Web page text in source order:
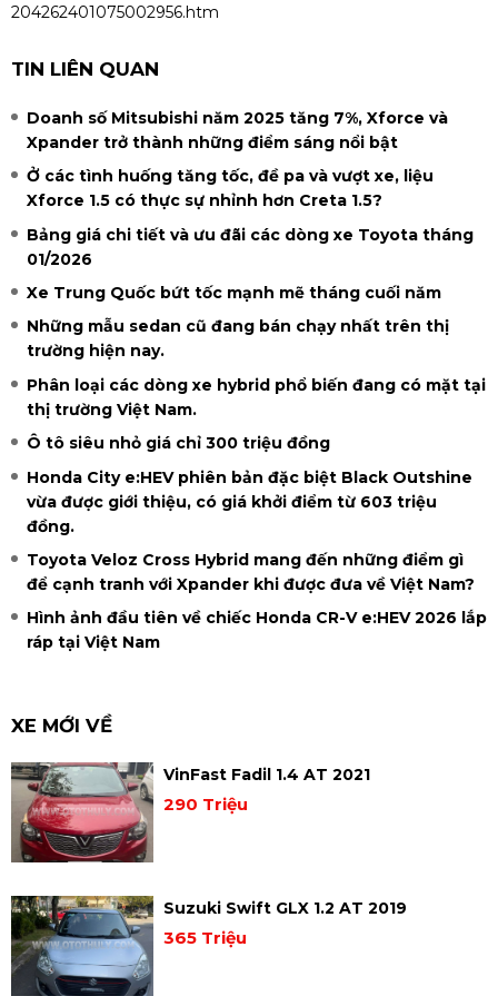
204262401075002956.htm
TIN LIÊN QUAN
Doanh số Mitsubishi năm 2025 tăng 7%, Xforce và
Xpander trở thành những điểm sáng nổi bật
Ở các tình huống tăng tốc, đề pa và vượt xe, liệu
Xforce 1.5 có thực sự nhỉnh hơn Creta 1.5?
Bảng giá chi tiết và ưu đãi các dòng xe Toyota tháng
01/2026
Xe Trung Quốc bứt tốc mạnh mẽ tháng cuối năm
Những mẫu sedan cũ đang bán chạy nhất trên thị
trường hiện nay.
Phân loại các dòng xe hybrid phổ biến đang có mặt tại
thị trường Việt Nam.
Ô tô siêu nhỏ giá chỉ 300 triệu đồng
Honda City e:HEV phiên bản đặc biệt Black Outshine
vừa được giới thiệu, có giá khởi điểm từ 603 triệu
đồng.
Toyota Veloz Cross Hybrid mang đến những điểm gì
để cạnh tranh với Xpander khi được đưa về Việt Nam?
Hình ảnh đầu tiên về chiếc Honda CR-V e:HEV 2026 lắp
ráp tại Việt Nam
XE MỚI VỀ
VinFast Fadil 1.4 AT 2021
290 Triệu
Suzuki Swift GLX 1.2 AT 2019
365 Triệu